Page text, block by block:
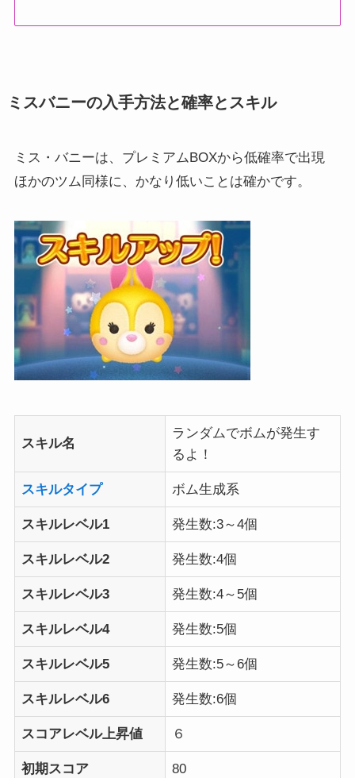
ミスバニーの入手方法と確率とスキル
ミス・バニーは、プレミアムBOXから低確率で出現
ほかのツム同様に、かなり低いことは確かです。
スキル名
ランダムでボムが発生す
るよ！
スキルタイプ ボム生成系
スキルレベル1 発生数:3～4個
スキルレベル2 発生数:4個
スキルレベル3 発生数:4～5個
スキルレベル4 発生数:5個
スキルレベル5 発生数:5～6個
スキルレベル6 発生数:6個
スコアレベル上昇値 ６
初期スコア 80